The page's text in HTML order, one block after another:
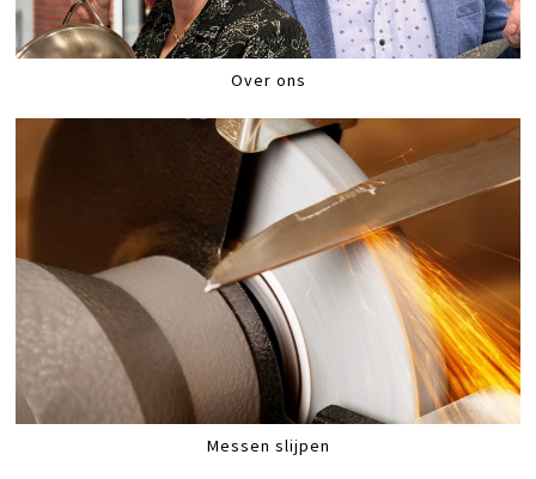
Over ons
Messen slijpen